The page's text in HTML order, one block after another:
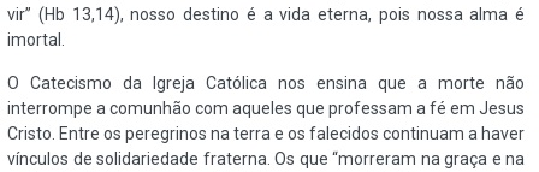
vir” (Hb 13,14), nosso destino é a vida eterna, pois nossa alma é
imortal.
O Catecismo da Igreja Católica nos ensina que a morte não
interrompe a comunhão com aqueles que professam a fé em Jesus
Cristo. Entre os peregrinos na terra e os falecidos continuam a haver
vínculos de solidariedade fraterna. Os que “morreram na graça e na